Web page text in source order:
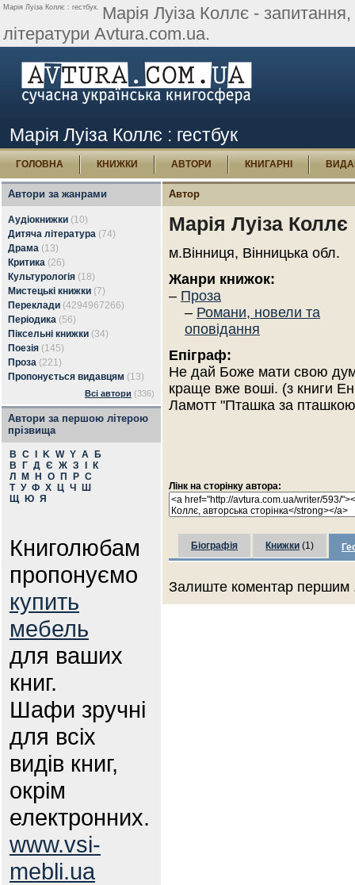
Марія Луіза Коллє : гестбук. Марія Луіза Коллє - запитання,
літератури Avtura.com.ua.
Марія Луіза Коллє : гестбук
ГОЛОВНА КНИЖКИ АВТОРИ КНИГАРНІ
Автори за жанрами
Аудіокнижки (10)
Дитяча література (74)
Драма (13)
Критика (26)
Культурологія (18)
Мистецькі книжки (7)
Переклади (4294967266)
Періодика (56)
Піксельні книжки (34)
Поезія (145)
Проза (221)
Пропонується видавцям (13)
Всі автори (336)
Автори за першою літерою
прізвища
B C K W Y А
Б
В
Г Д Є Ж З
К
Л
М Н О П Р С
Т У Ф Х Ц Ч
Ш
Щ
Ю Я
Книголюбам
пропонуємо
купить
мебель
для ваших
книг.
Шафи зручні
для всіх
видів книг,
окрім
електронних.
www.vsi-
mebli.ua
Автор
Марія Луіза Коллє
м.Вінниця, Вінницька обл.
Жанри книжок:
– Проза
– Романи, новели та
оповідання
Епіграф:
Не дай Боже мати свою
краще вже воші. (з книги
Ламотт "Пташка за
Лінк на сторінку автора:
Біографія Книжки (1)
Залиште коментар першим